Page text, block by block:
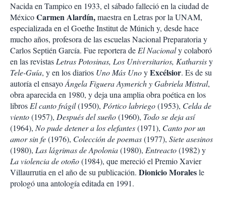
Nacida en Tampico en 1933, el sábado falleció en la ciudad de
MéxicoCarmen Alardín,maestra en Letras por la UNAM,
especializada en el Goethe Institut de Múnich y, desde hace
mucho años, profesora de las escuelas Nacional Preparatoria y
Carlos Septién García. Fue reportera de El Nacionaly colaboró
en las revistas Letras Potosinas, Los Universitarios, Katharsisy
Tele-Guía, y en los diarios Uno Más UnoyExcélsior. Es de su
autoría el ensayoÁngela Figuera Aymerich y Gabriela Mistral,
obra aparecida en 1980, y deja una amplia obra poética en los
libros El canto frágil(1950), Pórtico labriego(1953), Celda de
viento(1957), Después del sueño(1960), Todo se deja así
(1964), No pude detener a los elefantes(1971), Canto por un
amor sin fe(1976), Colección de poemas(1977), Siete asesinos
(1980), Las lágrimas de Apolonia(1980), Entreacto(1982) y
La violencia de otoño(1984), que mereció el Premio Xavier
Villaurrutia en el año de su publicación. Dionicio Moralesle
prologó una antología editada en 1991.